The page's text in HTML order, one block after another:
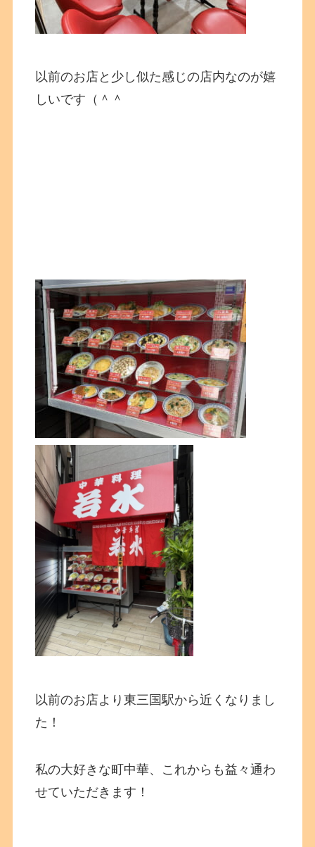
以前のお店と少し似た感じの店内なのが嬉
しいです（＾＾
以前のお店より東三国駅から近くなりまし
た！
私の大好きな町中華、これからも益々通わ
せていただきます！